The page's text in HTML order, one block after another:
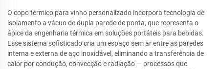
O copo térmico para vinho personalizado incorpora tecnologia de
isolamento a vácuo de dupla parede de ponta, que representa o
ápice da engenharia térmica em soluções portáteis para bebidas.
Esse sistema sofisticado cria um espaço sem ar entre as paredes
interna e externa de aço inoxidável, eliminando a transferência de
calor por condução, convecção e radiação — processos que